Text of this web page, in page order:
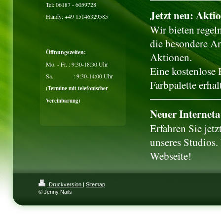
Jetzt neu:
Wir bieten
die besondere
Aktionen.
Eine kostenlose
Farbpalette
Neuer
Erfahren Sie
unseres
Webseite!
Tel: 06187 - 6059728
Handy: +49 15146329585
Öffnungszeiten:
Mo. - Fr. : 9:30-18:30 Uhr
Sa. : 9:30-14:00 Uhr
(Termine mit telefonischer
Vereinbarung)
Druckversion | Sitemap
© Jenny Nails